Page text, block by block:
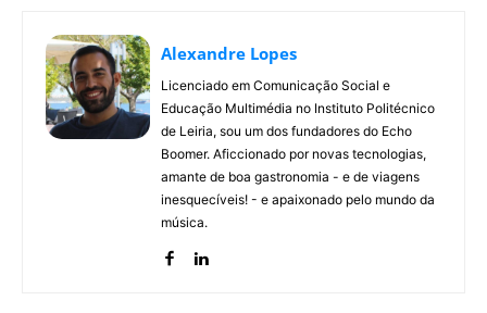
Alexandre Lopes
Licenciado em Comunicação Social e
Educação Multimédia no Instituto Politécnico
de Leiria, sou um dos fundadores do Echo
Boomer. Aficcionado por novas tecnologias,
amante de boa gastronomia - e de viagens
inesquecíveis! - e apaixonado pelo mundo da
música.